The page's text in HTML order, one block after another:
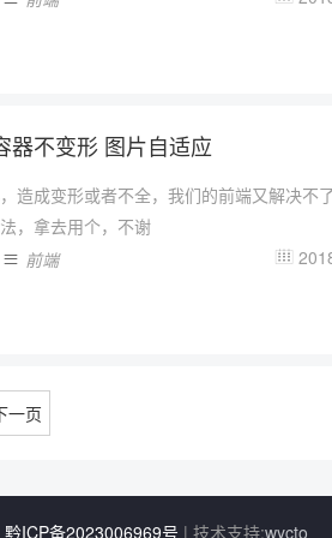
器不变形 图片自适应
造成变形或者不全，我们的前端又解决不
，拿去用个，不谢
 前端 
一页
黔ICP备2023006969号 | 技术支持:wycto